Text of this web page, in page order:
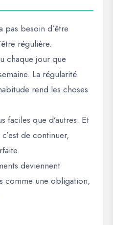
pas besoin d’être
régulière.
chaque jour que
La régularité
rend les choses
faciles que d’autres. Et
c’est de continuer,
deviennent
comme une obligation,